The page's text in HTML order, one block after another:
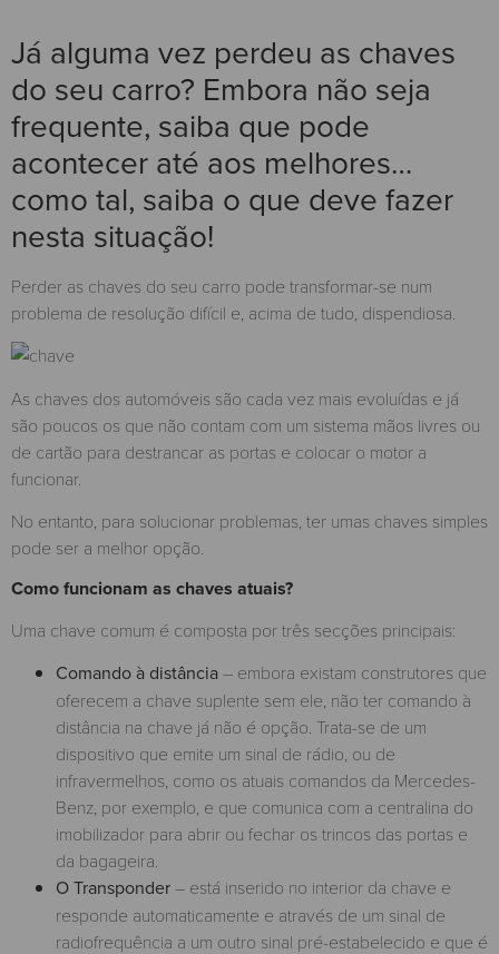
Já alguma vez perdeu as chaves
do seu carro? Embora não seja
frequente, saiba que pode
acontecer até aos melhores…
como tal, saiba o que deve fazer
nesta situação!
Perder as chaves do seu carro pode transformar-se num
problema de resolução difícil e, acima de tudo, dispendiosa.
As chaves dos automóveis são cada vez mais evoluídas e já
são poucos os que não contam com um sistema mãos livres ou
de cartão para destrancar as portas e colocar o motor a
funcionar.
No entanto, para solucionar problemas, ter umas chaves simples
pode ser a melhor opção.
Como funcionam as chaves atuais?
Uma chave comum é composta por três secções principais:
Comando à distância– embora existam construtores que
oferecem a chave suplente sem ele, não ter comando à
distância na chave já não é opção. Trata-se de um
dispositivo que emite um sinal de rádio, ou de
infravermelhos, como os atuais comandos da Mercedes-
Benz, por exemplo, e que comunica com a centralina do
imobilizador para abrir ou fechar os trincos das portas e
da bagageira.
O Transponder– está inserido no interior da chave e
responde automaticamente e através de um sinal de
radiofrequência a um outro sinal pré-estabelecido e que é